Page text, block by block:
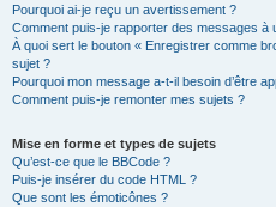
Pourquoi ai-je reçu un avertissement ?
Comment puis-je rapporter des messages à
À quoi sert le bouton « Enregistrer comme
sujet ?
Pourquoi mon message a-t-il besoin d’être
Comment puis-je remonter mes sujets ?
Mise en forme et types de sujets
Qu’est-ce que le BBCode ?
Puis-je insérer du code HTML ?
Que sont les émoticônes ?